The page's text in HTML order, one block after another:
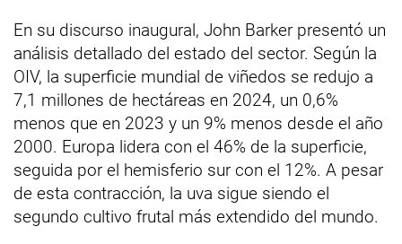
En su discurso inaugural, John Barker presentó un
análisis detallado del estado del sector. Según la
OIV, la superficie mundial de viñedos se redujo a
7,1 millones de hectáreas en 2024, un 0,6%
menos que en 2023 y un 9% menos desde el año
2000. Europa lidera con el 46% de la superficie,
seguida por el hemisferio sur con el 12%. A pesar
de esta contracción, la uva sigue siendo el
segundo cultivo frutal más extendido del mundo.